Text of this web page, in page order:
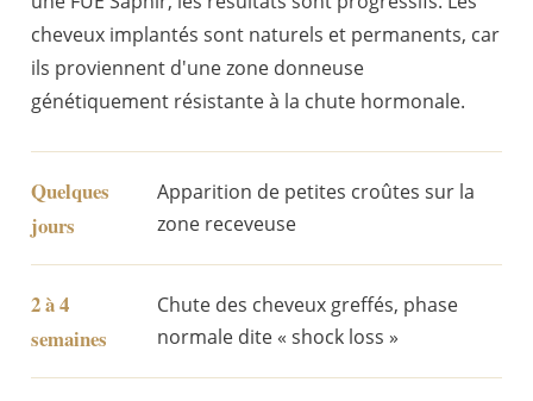
cheveux implantés sont naturels et permanents, car
ils proviennent d'une zone donneuse
génétiquement résistante à la chute hormonale.
Quelques
jours
Apparition de petites croûtes sur la
zone receveuse
2 à 4
semaines
Chute des cheveux greffés, phase
normale dite « shock loss »